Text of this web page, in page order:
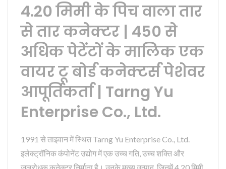
4.20 मिमी के पिच वाला तार
से तार कनेक्टर | 450 से
अधिक पेटेंटों के मालिक एक
वायर टू बोर्ड कनेक्टर्स पेशेवर
आपूर्तिकर्ता | Tarng Yu
Enterprise Co., Ltd.
1991 से ताइवान में स्थित Tarng Yu Enterprise Co., Ltd.
इलेक्ट्रॉनिक कंपोनेंट उद्योग में एक उच्च गति, उच्च शक्ति और